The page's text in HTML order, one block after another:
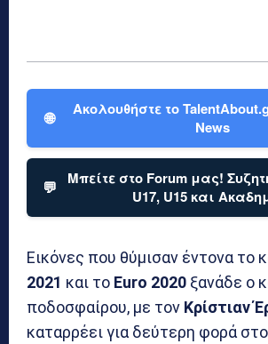
🌐
Ακολουθήστε το
News
💬
Μπείτε στο Forum μας!
U17, U15 και
Εικόνες που θύμισαν έντονα το
2021 και το Euro 2020 ξανάδε ο
ποδοσφαίρου, με τον Κρίστιαν
καταρρέει για δεύτερη φορά